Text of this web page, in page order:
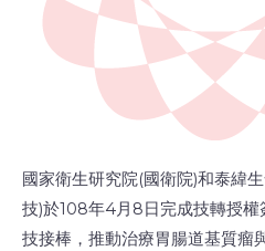
國家衛生研究院(國衛院)和泰緯
技)於108年4月8日完成技轉授
技接棒，推動治療胃腸道基質瘤